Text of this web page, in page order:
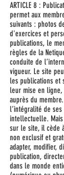
ARTICLE 8 :
permet aux
suivants : photos
d'exercices et
publications, le
règles de la
conduite de
vigueur. Le site
les publications et
leur mise en ligne,
auprès du
l’intégralité de
intellectuelle.
sur le site, il cède
non exclusif et
adapter, modifier,
publication,
dans le monde